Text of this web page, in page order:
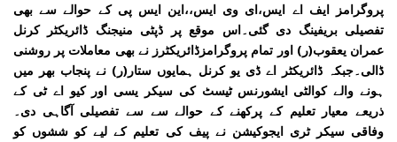
پروگرامز ایف اے ایس،ای وی ایس،،این ایس پی کے حوالے سے بھی
تفصیلی بریفینگ دی گئی۔اس موقع پر ڈپٹی منیجنگ ڈائریکٹر کرنل
عمران یعقوب(ر) اور تمام پروگرامزڈائریکٹرز نے بھی معاملات پر روشنی
ڈالی۔جبکہ ڈائریکٹر اے ڈی یو کرنل ہمایوں ستار(ر) نے پنجاب بھر میں
ہونے والے کوالٹی ایشورنس ٹیسٹ کی سیکر یسی اور کیو اے ٹی کے
ذریعے معیار تعلیم کے پرکھنے کے حوالے سے سے تفصیلی آگاہی دی۔
وفاقی سیکر ٹری ایجوکیشن نے پیف کی تعلیم کے لیے کو ششوں کو